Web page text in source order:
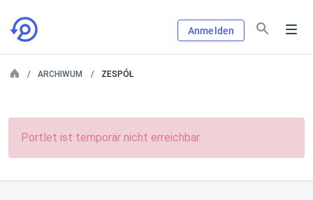
Anmelden
ARCHIWUM ZESPÓŁ
Portlet ist temporär nicht erreichbar.